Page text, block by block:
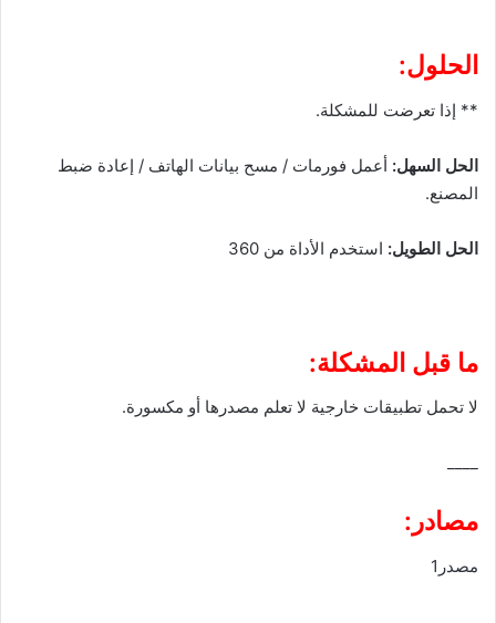
الحلول:
** إذا تعرضت للمشكلة.
الحل السهل: أعمل فورمات / مسح بيانات الهاتف / إعادة ضبط
المصنع.
الحل الطويل: استخدم الأداة من 360
ما قبل المشكلة:
لا تحمل تطبيقات خارجية لا تعلم مصدرها أو مكسورة.
مصادر:
مصدر1